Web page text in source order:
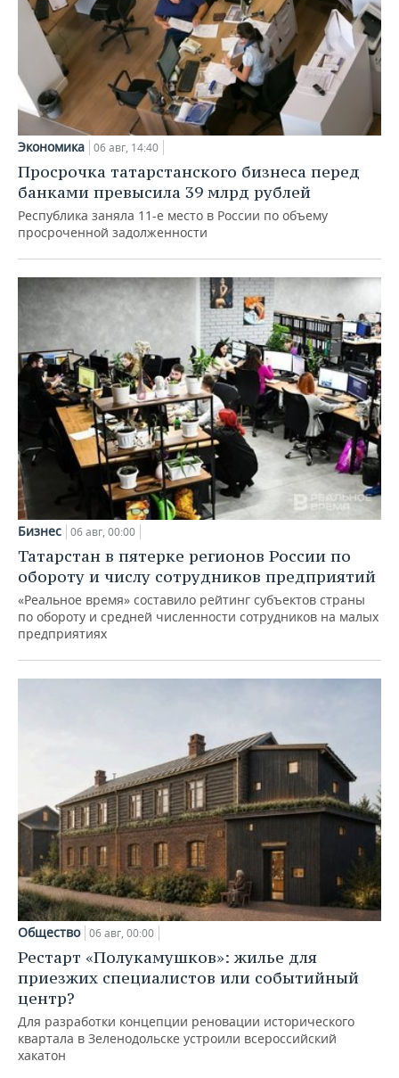
Экономика 06 авг, 14:40
Просрочка татарстанского бизнеса перед
банками превысила 39 млрд рублей
Республика заняла 11-е место в России по объему
просроченной задолженности
Бизнес 06 авг, 00:00
Татарстан в пятерке регионов России по
обороту и числу сотрудников предприятий
«Реальное время» составило рейтинг субъектов страны
по обороту и средней численности сотрудников на малых
предприятиях
Общество 06 авг, 00:00
Рестарт «Полукамушков»: жилье для
приезжих специалистов или событийный
центр?
Для разработки концепции реновации исторического
квартала в Зеленодольске устроили всероссийский
хакатон